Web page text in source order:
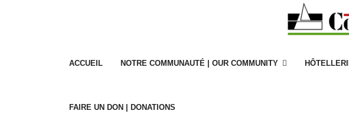
ACCUEIL NOTRE COMMUNAUTÉ | OUR COMMUNITY
FAIRE UN DON | DONATIONS